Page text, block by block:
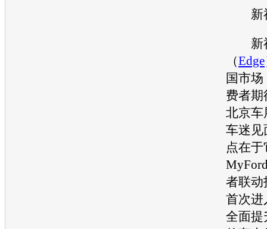
新
新
（Edge
国市
费者期
北京车
车迷见
点在
者联动
首次进
全面提